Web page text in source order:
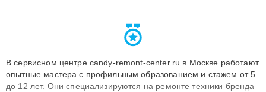
В сервисном центре candy-remont-center.ru в Москве работают
опытные мастера с профильным образованием и стажем от 5
до 12 лет. Они специализируются на ремонте техники бренда